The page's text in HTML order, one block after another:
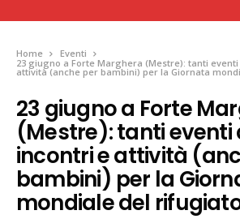
Home
Eventi
23 giugno a Forte Marghera (Mestre): tanti
attività (anche per bambini) per la Giornata
23 giugno a Forte
(Mestre): tanti eventi
incontri e attività
bambini) per la
mondiale del